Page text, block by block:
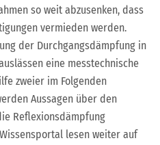
so weit abzusenken, dass
vermieden werden.
der Durchgangsdämpfung in
eine messtechnische
zweier im Folgenden
Aussagen über den
Reflexionsdämpfung
lesen weiter auf